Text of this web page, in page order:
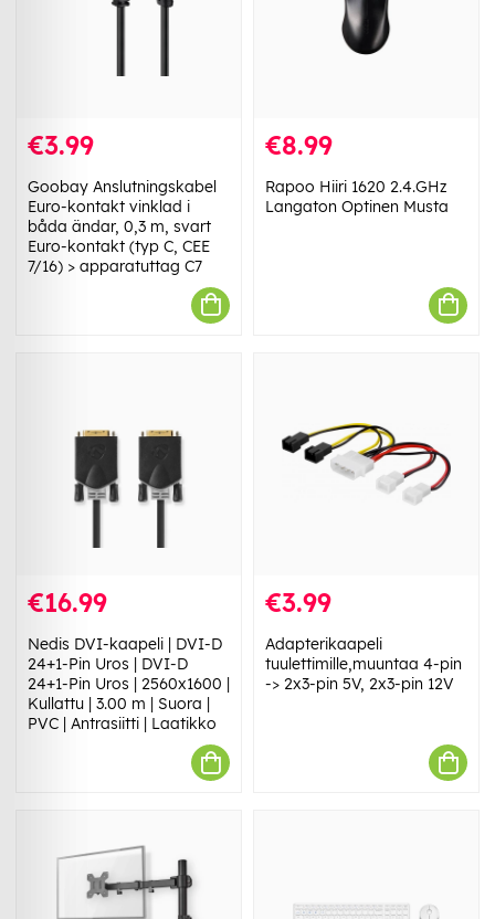
€3.99
Goobay Anslutningskabel
Euro-kontakt vinklad i
båda ändar, 0,3 m, svart
Euro-kontakt (typ C, CEE
7/16) > apparatuttag C7
€8.99
Rapoo Hiiri 1620 2.4.GHz
Langaton Optinen Musta
€16.99
Nedis DVI-kaapeli | DVI-D
24+1-Pin Uros | DVI-D
24+1-Pin Uros | 2560x1600 |
Kullattu | 3.00 m | Suora |
PVC | Antrasiitti | Laatikko
€3.99
Adapterikaapeli
tuulettimille,muuntaa 4-pin
-> 2x3-pin 5V, 2x3-pin 12V